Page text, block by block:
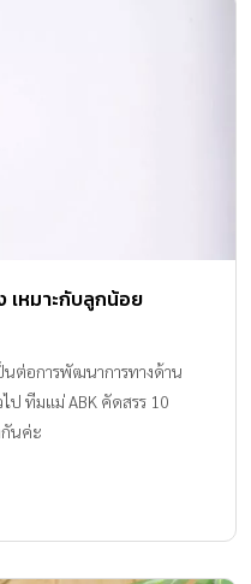
เหมาะกับลูกน้อย
นต่อการพัฒนาการทางด้าน
ป ทีมแม่ ABK คัดสรร 10
นค่ะ